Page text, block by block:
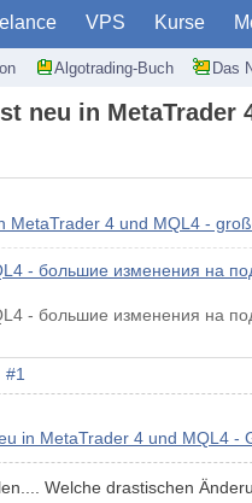
VPS Kurse
Algotrading-Buch Das
neu in MetaTrader
MetaTrader 4 und MQL4 -
- большие изменения на
- большие изменения на
#1
in MetaTrader 4 und MQL4 -
Welche drastischen